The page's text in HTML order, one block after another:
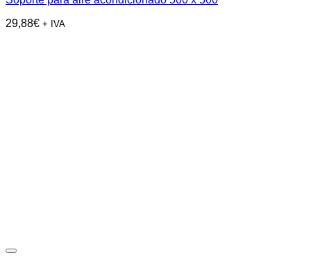
29,88€ + IVA